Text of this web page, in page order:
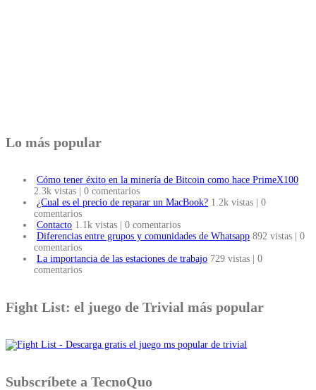
Lo más popular
Cómo tener éxito en la minería de Bitcoin como hace PrimeX100
2.3k vistas
0 comentarios
¿Cual es el precio de reparar un MacBook? 1.2k vistas
0
comentarios
Contacto 1.1k vistas
0 comentarios
Diferencias entre grupos y comunidades de Whatsapp 892 vistas
0
comentarios
La importancia de las estaciones de trabajo 729 vistas
0
comentarios
Fight List: el juego de Trivial más popular
Subscríbete a TecnoQuo